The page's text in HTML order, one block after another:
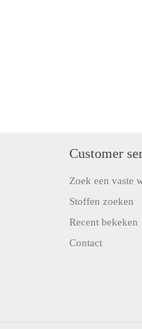
Customer
Zoek een vaste
Stoffen zoeken
Recent bekeken
Contact